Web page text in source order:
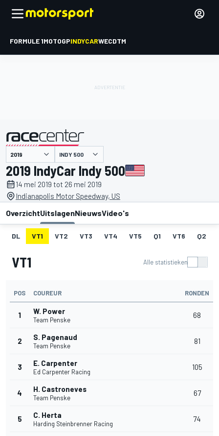
FORMULE 1MOTOGPINDYCARWECDTM
gepresenteerd door INDY 500
2019 IndyCar Indy 500
14 mei 2019 tot 26 mei 2019
Indianapolis Motor Speedway, US
OverzichtUitslagenNieuwsVideo's
DL VT1 VT2 VT3 VT4 VT5 Q1 VT6 Q2
VT1 Alle statistieken
POS COUREUR RONDEN
1 W. Power
Team Penske
68
2 S. Pagenaud
Team Penske
81
3 E. Carpenter
Ed Carpenter Racing
105
4 H. Castroneves
Team Penske
67
5 C. Herta
Harding Steinbrenner Racing
74